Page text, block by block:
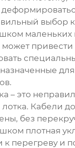
выбор
маленьких
– это
лотка. Кабели
без
плотная
к перегреву и